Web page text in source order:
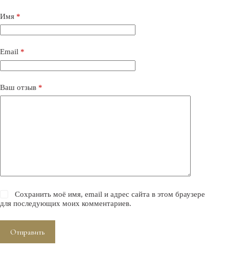
Имя *
Email *
Ваш отзыв *
Сохранить моё имя, email и адрес сайта в этом браузере
для последующих моих комментариев.
Отправить